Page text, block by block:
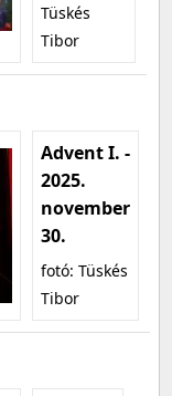
Tüskés
Tibor
Advent I. -
2025.
november
30.
fotó: Tüskés
Tibor